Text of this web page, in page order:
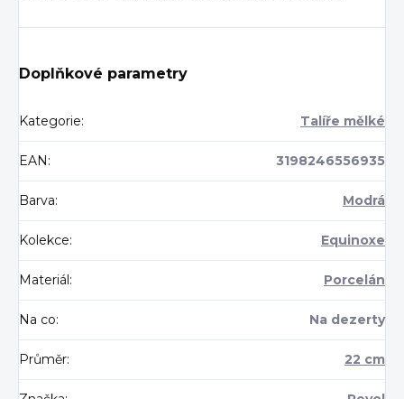
Doplňkové parametry
Kategorie: Talíře mělké
EAN: 3198246556935
Barva: Modrá
Kolekce: Equinoxe
Materiál: Porcelán
Na co: Na dezerty
Průměr: 22 cm